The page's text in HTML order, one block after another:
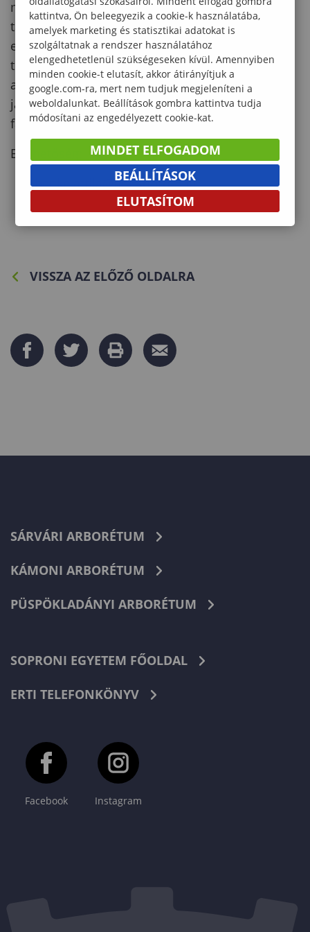
megfigyelések, valamint a talajszelvényekből vett
talajminták laboratóriumi elemzésének
eredményei alapján állapítják meg a vizsgált
terület uralkodó termőhelytípus-változatát, majd
adnak a termőhelyi eredmények birtokában
javaslatot a telepítésre leginkább alkalmas
fajokat, illetve fajtákat illetően.
Elérhetőség:
benke.attila@uni-sopron.hu
+36-95/520-869
VISSZA AZ ELŐZŐ OLDALRA
SÁRVÁRI ARBORÉTUM
KÁMONI ARBORÉTUM
PÜSPÖKLADÁNYI ARBORÉTUM
SOPRONI EGYETEM FŐOLDAL
ERTI TELEFONKÖNYV
Facebook Instagram
kattintva, Ön beleegyezik a cookie-k használatába,
amelyek marketing és statisztikai adatokat is
szolgáltatnak a rendszer használatához
elengedhetetlenül szükségeseken kívül. Amennyiben
minden cookie-t elutasít, akkor átirányítjuk a
google.com-ra, mert nem tudjuk megjeleníteni a
weboldalunkat. Beállítások gombra kattintva tudja
módosítani az engedélyezett cookie-kat.
MINDET ELFOGADOM
BEÁLLÍTÁSOK
ELUTASÍTOM